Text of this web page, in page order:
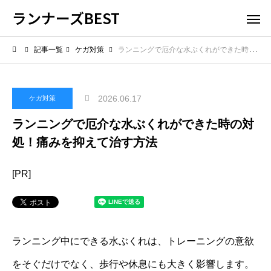
ランナーズBEST
記事一覧 ケガ対策 ランニングで厄介な水ぶくれができた時の対処！痛みを抑えて治す方法
ケガ対策 2026.06.17
ランニングで厄介な水ぶくれができた時の対
処！痛みを抑えて治す方法
[PR]
ランニング中にできる水ぶくれは、トレーニングの意欲
をそぐだけでなく、歩行や休息にも大きく影響します。